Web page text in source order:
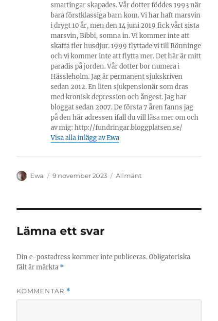
smartingar skapades. Vår dotter föddes 1993 när
bara förstklassiga barn kom. Vi har haft marsvin
i drygt 10 år, men den 14 juni 2019 fick vårt sista
marsvin, Bibbi, somna in. Vi kommer inte att
skaffa fler husdjur. 1999 flyttade vi till Rönninge
och vi kommer inte att flytta mer. Det här är mitt
paradis på jorden. Vår dotter bor numera i
Hässleholm. Jag är permanent sjukskriven
sedan 2012. En liten sjukpensionär som dras
med kronisk depression och ångest. Jag har
bloggat sedan 2007. De första 7 åren fanns jag
på den här adressen ifall du vill läsa mer om och
av mig: http://fundringar.bloggplatsen.se/
Visa alla inlägg av Ewa
Författare
Ewa
Publicerat
9 november 2023 Kategorier
Allmänt
Lämna ett svar
Din e-postadress kommer inte publiceras. Obligatoriska
fält är märkta *
KOMMENTAR *